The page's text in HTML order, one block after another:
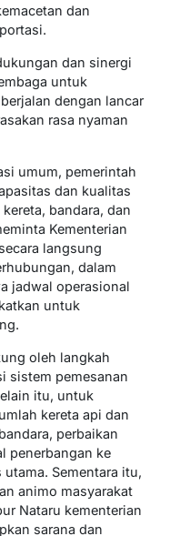
dan
dan sinergi
untuk
dengan lancar
rasa nyaman
umum, pemerintah
dan kualitas
bandara, dan
Kementerian
langsung
dalam
jadwal operasional
untuk
oleh langkah
sistem pemesanan
itu, untuk
kereta api dan
perbaikan
penerbangan ke
Sementara itu,
animo masyarakat
Nataru kementerian
sarana dan